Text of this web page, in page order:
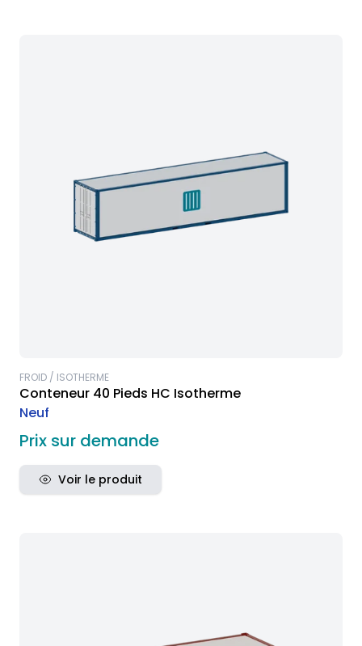
FROID / ISOTHERME
Conteneur 40 Pieds HC Isotherme
Neuf
Prix sur demande
Voir le produit